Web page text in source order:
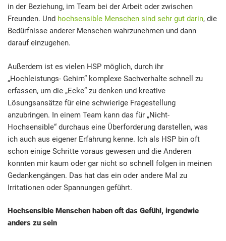
in der Beziehung, im Team bei der Arbeit oder zwischen
Freunden. Und hochsensible Menschen sind sehr gut darin, die
Bedürfnisse anderer Menschen wahrzunehmen und dann
darauf einzugehen.
Außerdem ist es vielen HSP möglich, durch ihr
„Hochleistungs- Gehirn“ komplexe Sachverhalte schnell zu
erfassen, um die „Ecke“ zu denken und kreative
Lösungsansätze für eine schwierige Fragestellung
anzubringen. In einem Team kann das für „Nicht-
Hochsensible“ durchaus eine Überforderung darstellen, was
ich auch aus eigener Erfahrung kenne. Ich als HSP bin oft
schon einige Schritte voraus gewesen und die Anderen
konnten mir kaum oder gar nicht so schnell folgen in meinen
Gedankengängen. Das hat das ein oder andere Mal zu
Irritationen oder Spannungen geführt.
Hochsensible Menschen haben oft das Gefühl, irgendwie
anders zu sein